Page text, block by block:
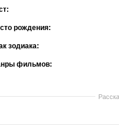
рождения:
зодиака:
фильмов: